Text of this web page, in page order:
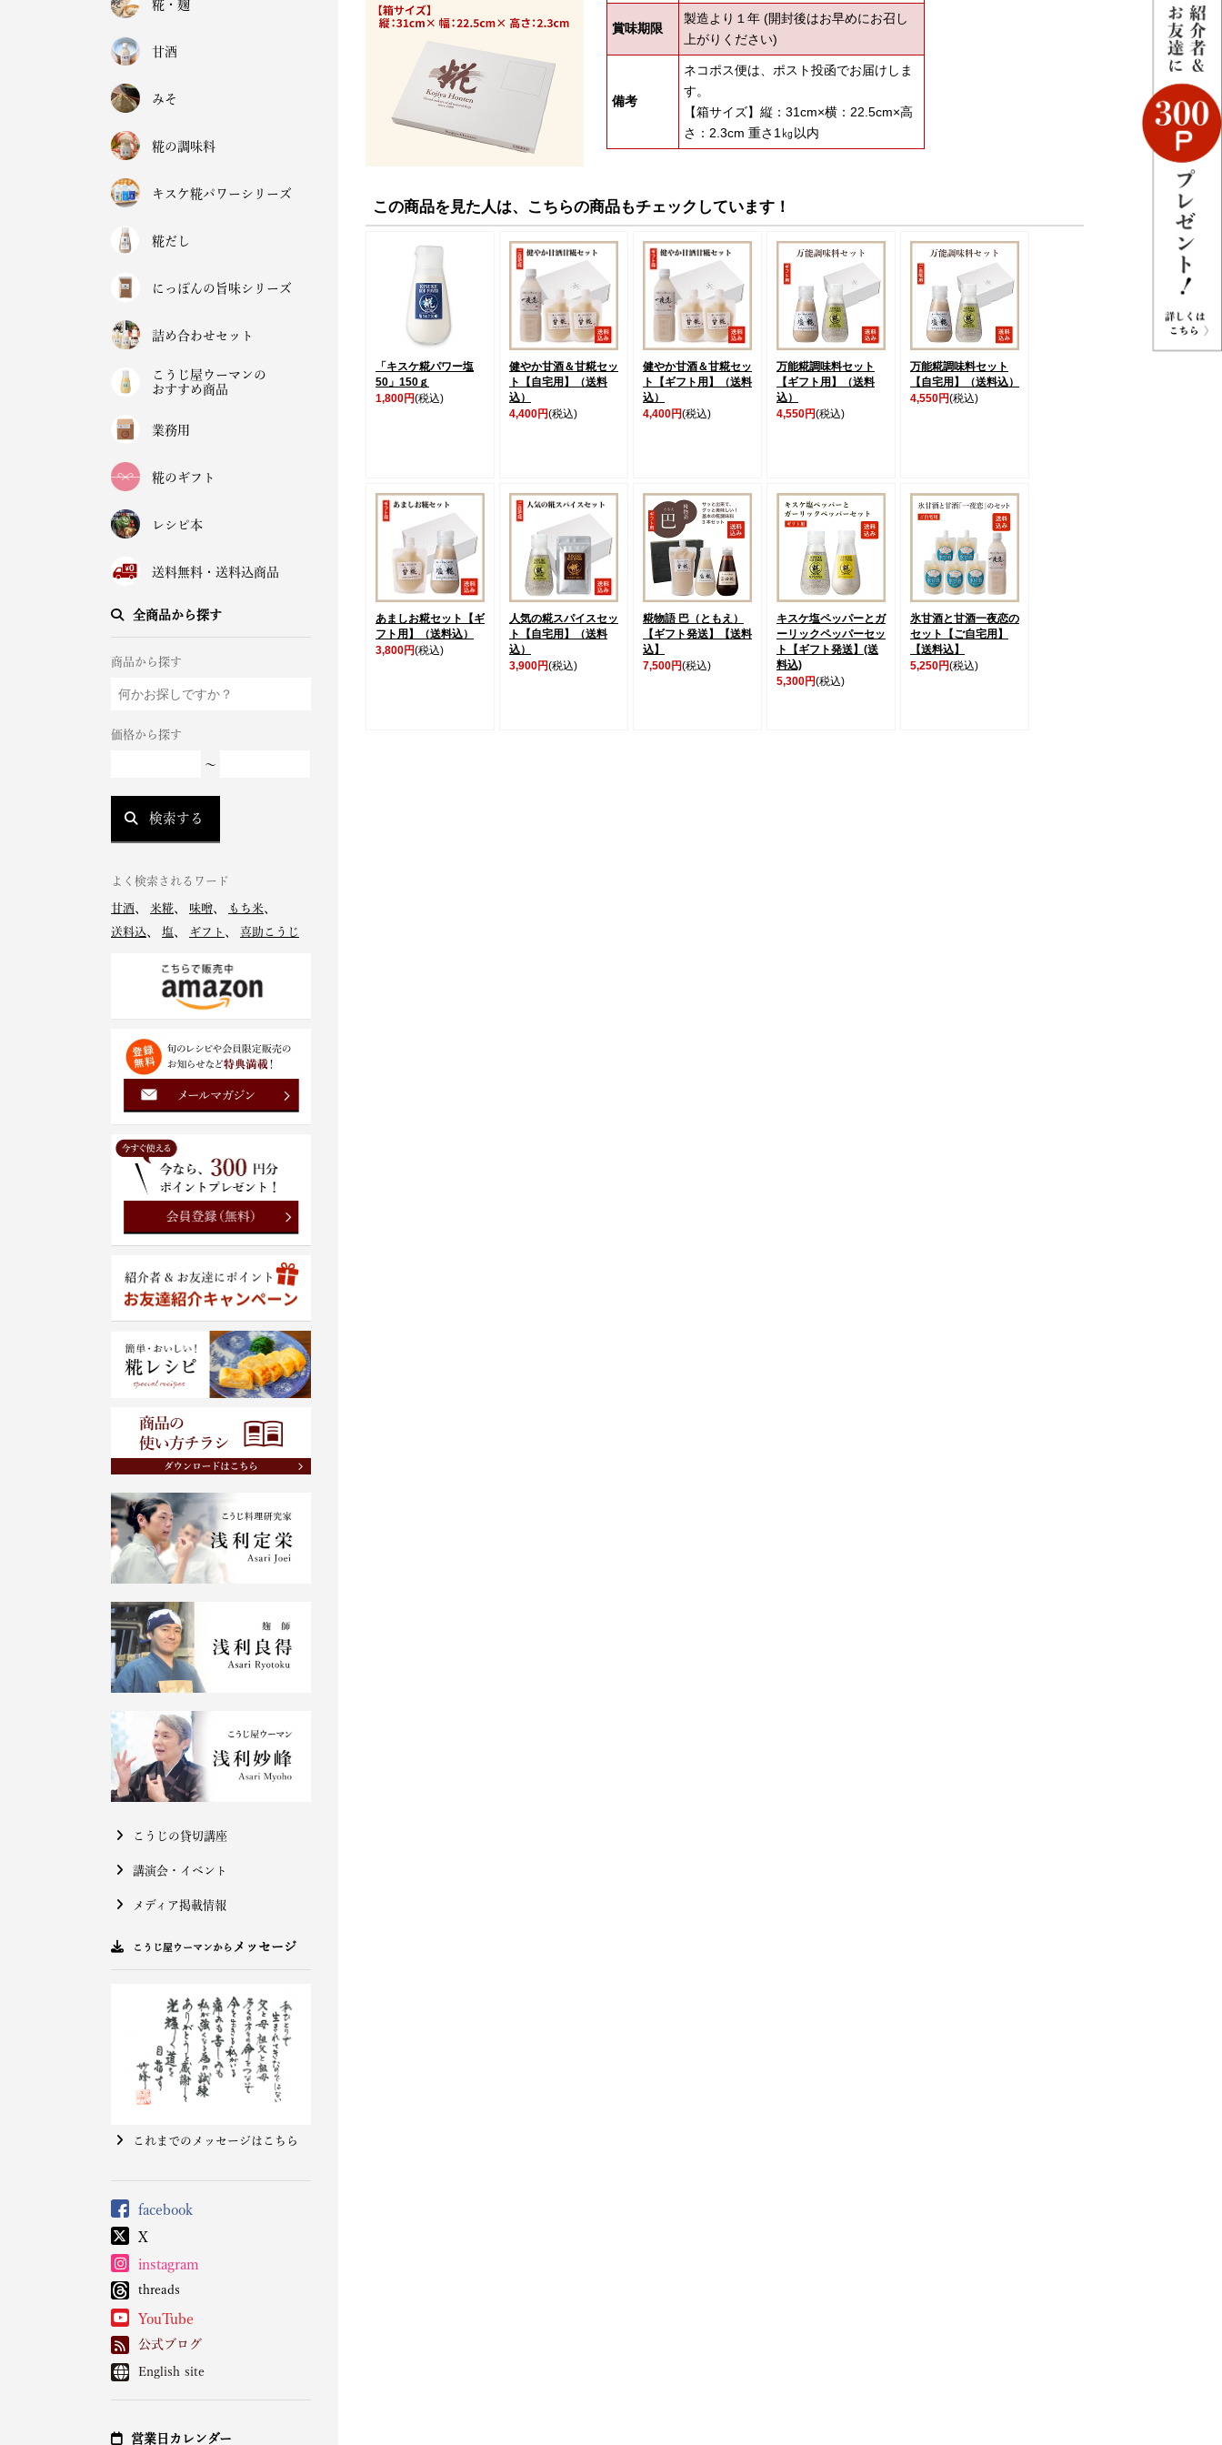
糀・麹
甘酒
みそ
糀の調味料
キスケ糀パワーシリーズ
糀だし
にっぽんの旨味シリーズ
詰め合わせセット
こうじ屋ウーマンの
おすすめ商品
業務用
糀のギフト
レシピ本
送料無料・送料込商品
全商品から探す
商品から探す
価格から探す
～
検索する
よく検索されるワード
甘酒 米糀 味噌 もち米
送料込
塩 ギフト 喜助こうじ
こうじの貸切講座
講演会・イベント
メディア掲載情報
こうじ屋ウーマンから メッセージ
これまでのメッセージはこちら
facebook
X
instagram
threads
YouTube
公式ブログ
English site
営業日カレンダー
賞味期限
製造より１年 (開封後はお早めにお召し
上がりください)
備考
ネコポス便は、ポスト投函でお届けしま
す。
【箱サイズ】縦：31cm×横：22.5cm×高
さ：2.3cm 重さ1㎏以内
この商品を見た人は、こちらの商品もチェックしています！
「キスケ糀パワー塩
50」150ｇ
1,800円(税込)
健やか甘酒＆甘糀セッ
ト【自宅用】（送料
込）
4,400円(税込)
健やか甘酒＆甘糀セッ
ト【ギフト用】（送料
込）
4,400円(税込)
万能糀調味料セット
【ギフト用】（送料
込）
4,550円(税込)
万能糀調味料セット
【自宅用】（送料込）
4,550円(税込)
あましお糀セット【ギ
フト用】（送料込）
3,800円(税込)
人気の糀スパイスセッ
ト【自宅用】（送料
込）
3,900円(税込)
糀物語 巴（ともえ）
【ギフト発送】【送料
込】
7,500円(税込)
キスケ塩ペッパーとガ
ーリックペッパーセッ
ト【ギフト発送】(送
料込)
5,300円(税込)
氷甘酒と甘酒一夜恋の
セット【ご自宅用】
【送料込】
5,250円(税込)